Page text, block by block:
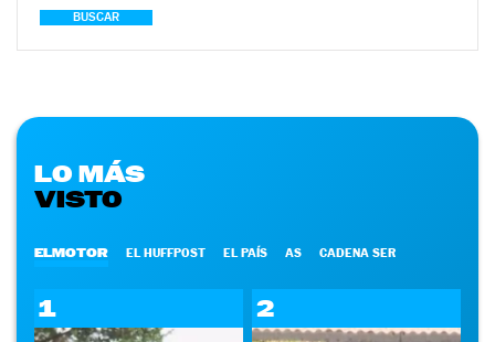
BUSCAR
LO MÁS
VISTO
ELMOTOR EL HUFFPOST EL PAÍS AS CADENA SER
1 2